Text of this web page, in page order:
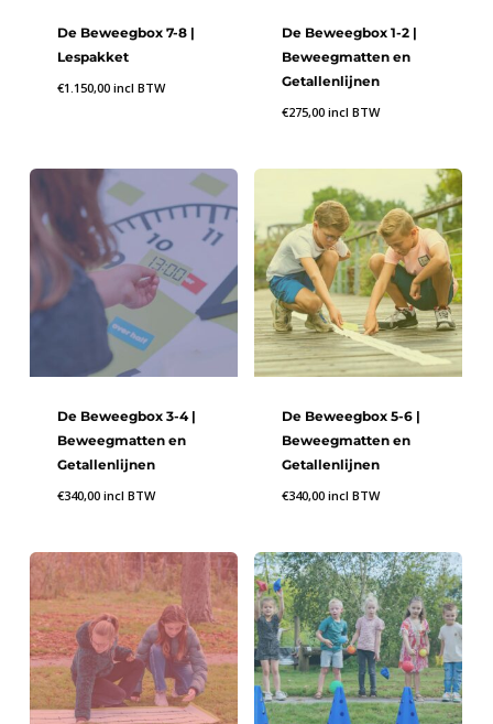
De Beweegbox 7-8 |
Lespakket
€1.150,00 incl BTW
De Beweegbox 1-2 |
Beweegmatten en
Getallenlijnen
€275,00 incl BTW
De Beweegbox 3-4 |
Beweegmatten en
Getallenlijnen
€340,00 incl BTW
De Beweegbox 5-6 |
Beweegmatten en
Getallenlijnen
€340,00 incl BTW